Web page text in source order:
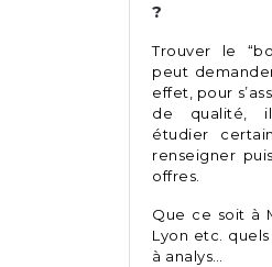
?
Trouver le
peut
effet, pour
de qualité,
étudier
renseigner
offres.
Que ce soit à
Lyon etc.
à analys…